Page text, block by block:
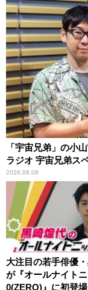
「宇宙兄弟」の小
ラジオ 宇宙兄弟ス
2026.08.09
大注目の若手俳優
が『オールナイト
0(ZERO)』に初登